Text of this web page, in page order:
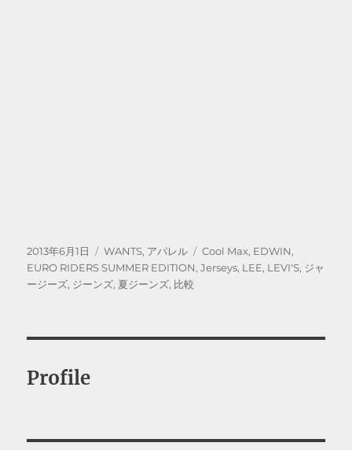
投
稿
日:
2013年6月1日
カ
テ
ゴ
WANTS, アパレル
タ
グ
Cool Max, EDWIN,
EURO RIDERS SUMMER EDITION,Jerseys, LEE, LEVI'S, ジャ
ージーズ, ジーンズ, 夏ジーンズ, 比較
Profile